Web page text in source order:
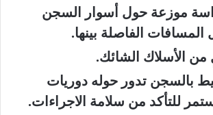
موزعة حول أسوار السجن
الفاصلة بينها.
الأسلاك الشائك.
بالسجن تدور حوله دوريات
للتأكد من سلامة الاجراءات.